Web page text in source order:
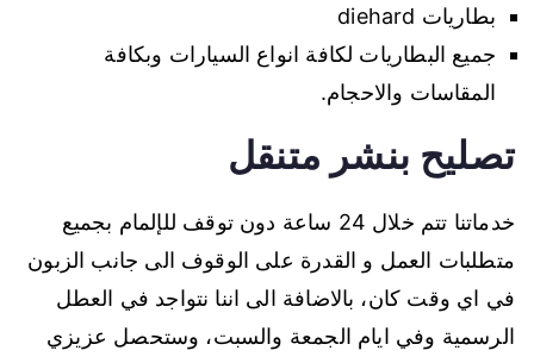
بطاريات diehard
جميع البطاريات لكافة انواع السيارات وبكافة
المقاسات والاحجام.
تصليح بنشر متنقل
خدماتنا تتم خلال 24 ساعة دون توقف للإلمام بجميع
متطلبات العمل و القدرة على الوقوف الى جانب الزبون
في اي وقت كان، بالاضافة الى اننا نتواجد في العطل
الرسمية وفي ايام الجمعة والسبت، وستحصل عزيزي